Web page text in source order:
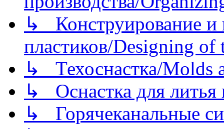
↳ Конструирование и
пластиков/Designing of
↳ Техоснастка/Molds
↳ Оснастка для литья
↳ Горячеканальные